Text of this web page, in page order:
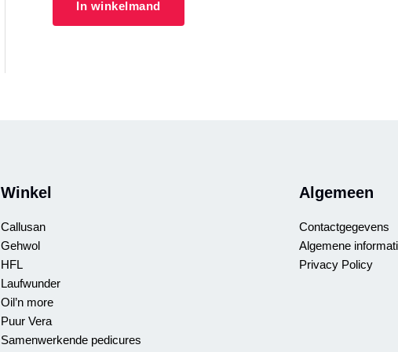
In winkelmand
Winkel
Callusan
Gehwol
HFL
Laufwunder
Oil’n more
Puur Vera
Samenwerkende pedicures
Algemeen
Contactgegevens
Algemene
Privacy Policy